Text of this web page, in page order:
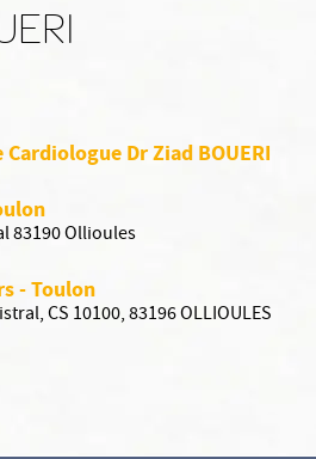
Dr Ziad BOUERI
83190 Ollioules
- Toulon
CS 10100, 83196 OLLIOULES